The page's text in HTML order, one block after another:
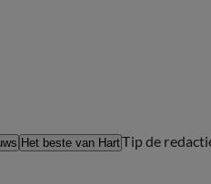
Het beste van HartTip de